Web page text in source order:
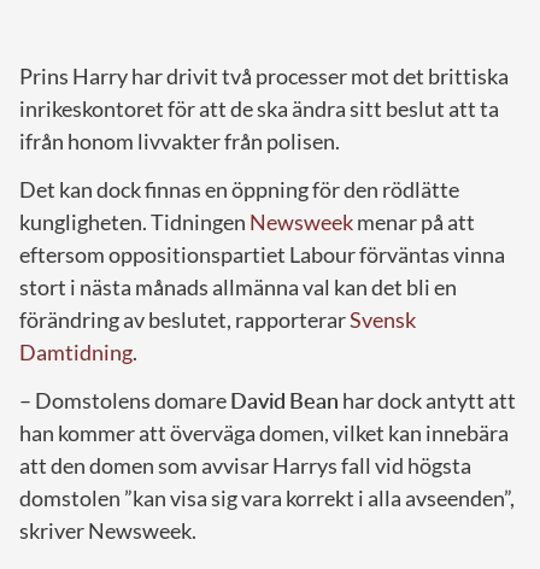
Prins Harry har drivit två processer mot det brittiska
inrikeskontoret för att de ska ändra sitt beslut att ta
ifrån honom livvakter från polisen.
Det kan dock finnas en öppning för den rödlätte
kungligheten. Tidningen Newsweekmenar på att
eftersom oppositionspartiet Labour förväntas vinna
stort i nästa månads allmänna val kan det bli en
förändring av beslutet, rapporterarSvensk
Damtidning.
– Domstolens domareDavid Bean har dock antytt att
han kommer att överväga domen, vilket kan innebära
att den domen som avvisar Harrys fall vid högsta
domstolen ”kan visa sig vara korrekt i alla avseenden”,
skriver Newsweek.